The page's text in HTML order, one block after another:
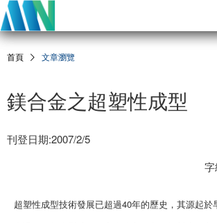
首頁 文章瀏覽
鎂合金之超塑性成型
刊登日期:2007/2/5
字
超塑性成型技術發展已超過40年的歷史，其源起